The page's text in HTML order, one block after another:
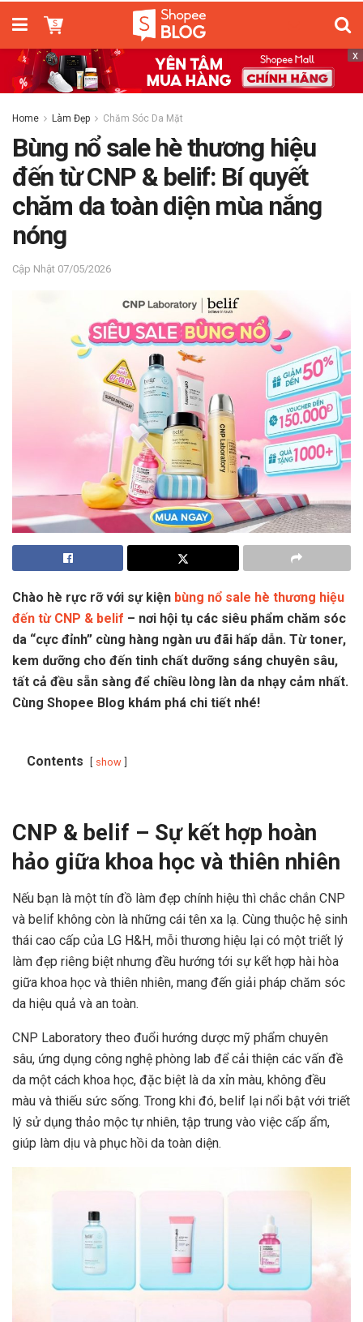
x
Home Làm Đẹp Chăm Sóc Da Mặt
Bùng nổ sale hè thương hiệu
đến từ CNP & belif: Bí quyết
chăm da toàn diện mùa nắng
nóng
07/05/2026
Chào hè rực rỡ với sự kiện bùng nổ sale hè thương hiệu
đến từ CNP & belif – nơi hội tụ các siêu phẩm chăm sóc
da “cực đỉnh” cùng hàng ngàn ưu đãi hấp dẫn. Từ toner,
kem dưỡng cho đến tinh chất dưỡng sáng chuyên sâu,
tất cả đều sẵn sàng để chiều lòng làn da nhạy cảm nhất.
Cùng Shopee Blog khám phá chi tiết nhé!
Contents show
CNP & belif – Sự kết hợp hoàn
hảo giữa khoa học và thiên nhiên
Nếu bạn là một tín đồ làm đẹp chính hiệu thì chắc chắn CNP
và belif không còn là những cái tên xa lạ. Cùng thuộc hệ sinh
thái cao cấp của LG H&H, mỗi thương hiệu lại có một triết lý
làm đẹp riêng biệt nhưng đều hướng tới sự kết hợp hài hòa
giữa khoa học và thiên nhiên, mang đến giải pháp chăm sóc
da hiệu quả và an toàn.
CNP Laboratory theo đuổi hướng dược mỹ phẩm chuyên
sâu, ứng dụng công nghệ phòng lab để cải thiện các vấn đề
da một cách khoa học, đặc biệt là da xỉn màu, không đều
màu và thiếu sức sống. Trong khi đó, belif lại nổi bật với triết
lý sử dụng thảo mộc tự nhiên, tập trung vào việc cấp ẩm,
giúp làm dịu và phục hồi da toàn diện.